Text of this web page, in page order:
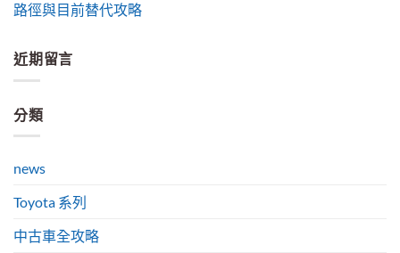
路徑與目前替代攻略
近期留言
分類
news
Toyota 系列
中古車全攻略